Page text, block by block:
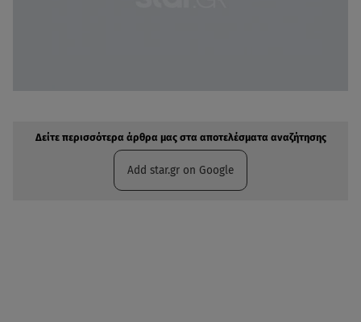
Δείτε περισσότερα άρθρα μας στα αποτελέσματα αναζήτησης
Add star.gr on Google